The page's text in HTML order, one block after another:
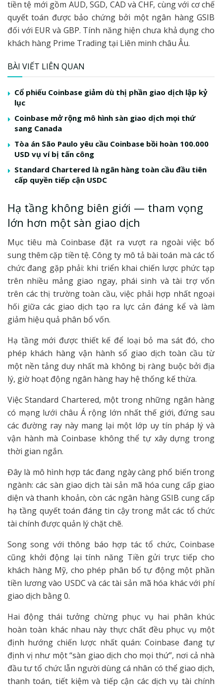
tiền tệ mới gồm AUD, SGD, CAD và CHF, cùng với cơ chế
quyết toán được bảo chứng bởi một ngân hàng GSIB
đối với EUR và GBP. Tính năng hiện chưa khả dụng cho
khách hàng Prime Trading tại Liên minh châu Âu.
BÀI VIẾT LIÊN QUAN
Cổ phiếu Coinbase giảm dù thị phần giao dịch lập kỷ
lục
Coinbase mở rộng mô hình sàn giao dịch mọi thứ
sang Canada
Tòa án São Paulo yêu cầu Coinbase bồi hoàn 100.000
USD vụ ví bị tấn công
Standard Chartered là ngân hàng toàn cầu đầu tiên
cấp quyền tiếp cận USDC
Hạ tầng không biên giới — tham vọng
lớn hơn một sàn giao dịch
Mục tiêu mà Coinbase đặt ra vượt ra ngoài việc bổ
sung thêm cặp tiền tệ. Công ty mô tả bài toán mà các tổ
chức đang gặp phải: khi triển khai chiến lược phức tạp
trên nhiều mảng giao ngay, phái sinh và tài trợ vốn
trên các thị trường toàn cầu, việc phải hợp nhất ngoại
hối giữa các giao dịch tạo ra lực cản đáng kể và làm
giảm hiệu quả phân bổ vốn.
Hạ tầng mới được thiết kế để loại bỏ ma sát đó, cho
phép khách hàng vận hành sổ giao dịch toàn cầu từ
một nền tảng duy nhất mà không bị ràng buộc bởi địa
lý, giờ hoạt động ngân hàng hay hệ thống kế thừa.
Việc Standard Chartered, một trong những ngân hàng
có mạng lưới châu Á rộng lớn nhất thế giới, đứng sau
các đường ray này mang lại một lớp uy tín pháp lý và
vận hành mà Coinbase không thể tự xây dựng trong
thời gian ngắn.
Đây là mô hình hợp tác đang ngày càng phổ biến trong
ngành: các sàn giao dịch tài sản mã hóa cung cấp giao
diện và thanh khoản, còn các ngân hàng GSIB cung cấp
hạ tầng quyết toán đáng tin cậy trong mắt các tổ chức
tài chính được quản lý chặt chẽ.
Song song với thông báo hợp tác tổ chức, Coinbase
cũng khởi động lại tính năng Tiền gửi trực tiếp cho
khách hàng Mỹ, cho phép phân bổ tự động một phần
tiền lương vào USDC và các tài sản mã hóa khác với phí
giao dịch bằng 0.
Hai động thái tưởng chừng phục vụ hai phân khúc
hoàn toàn khác nhau này thực chất đều phục vụ một
định hướng chiến lược nhất quán: Coinbase đang tự
định vị như một “sàn giao dịch cho mọi thứ”, nơi cả nhà
đầu tư tổ chức lẫn người dùng cá nhân có thể giao dịch,
thanh toán, tiết kiệm và tiếp cận các dịch vụ tài chính